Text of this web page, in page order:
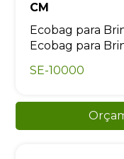
CM
Ecobag para
Ecobag para
SE-10000